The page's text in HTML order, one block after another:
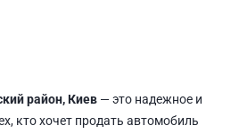
район, Киев — это надежное и
кто хочет продать автомобиль